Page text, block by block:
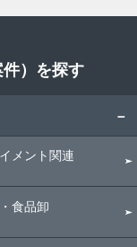
）を探す
メント関連
食品卸